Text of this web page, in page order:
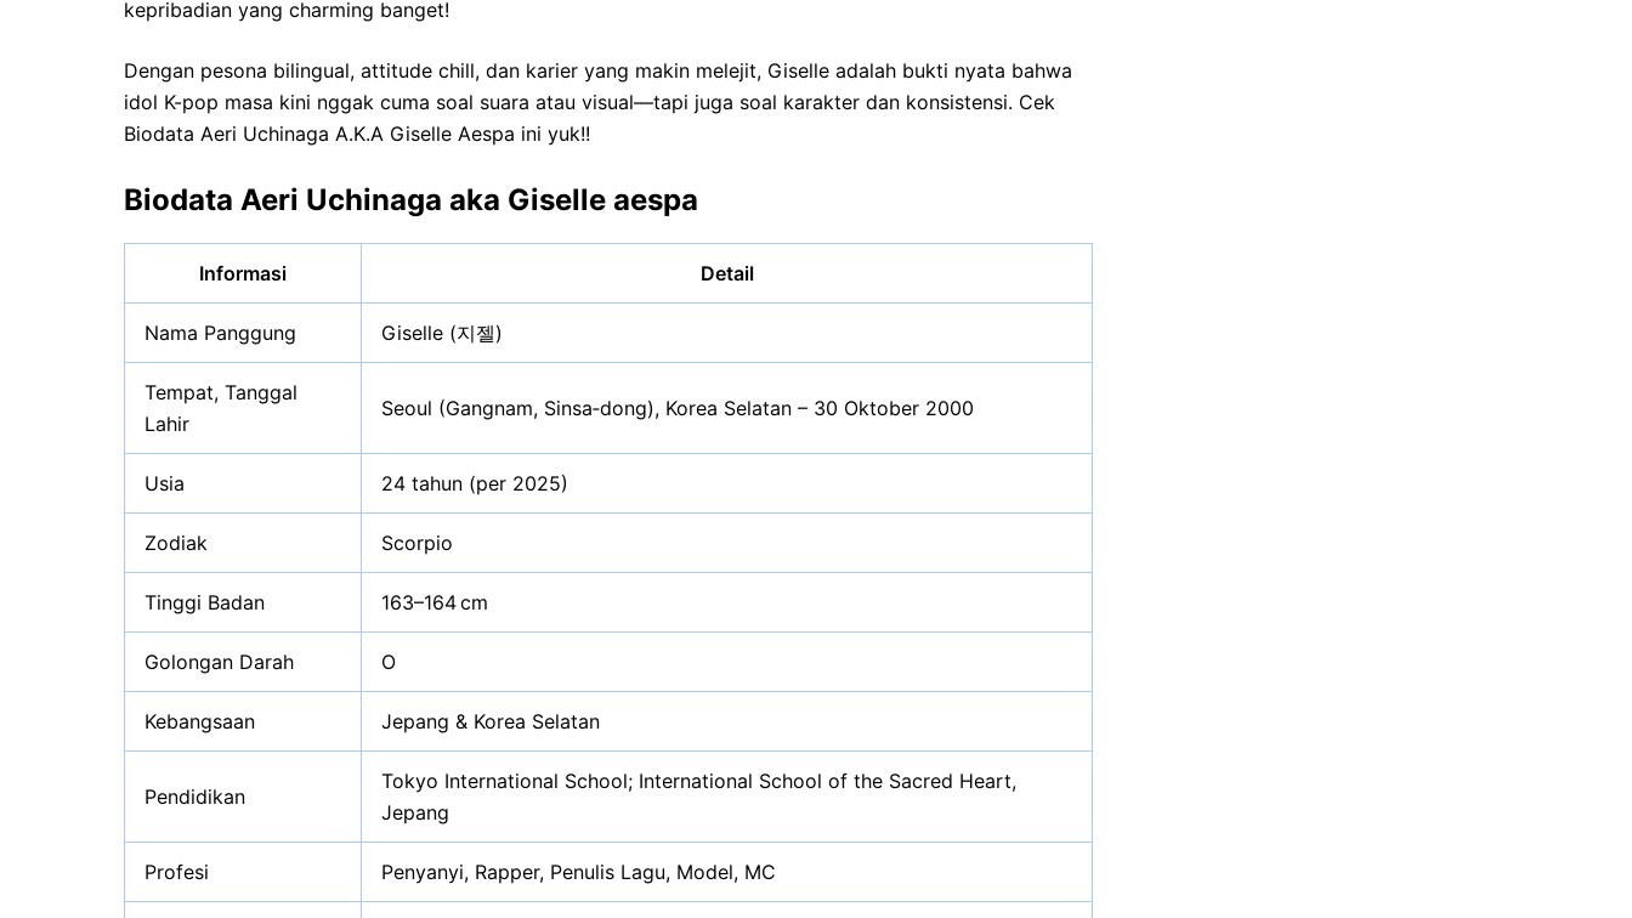
kepribadian yang charming banget!
Dengan pesona bilingual, attitude chill, dan karier yang makin melejit, Giselle adalah bukti nyata bahwa
idol K-pop masa kini nggak cuma soal suara atau visual—tapi juga soal karakter dan konsistensi. Cek
Biodata Aeri Uchinaga A.K.A Giselle Aespa ini yuk!!
Biodata Aeri Uchinaga aka Giselle aespa
Informasi Detail
Nama Panggung Giselle (지젤)
Tempat, Tanggal
Lahir
Seoul (Gangnam, Sinsa‑dong), Korea Selatan – 30 Oktober 2000
Usia 24 tahun (per 2025)
Zodiak Scorpio
Tinggi Badan 163–164 cm
Golongan Darah O
Kebangsaan Jepang & Korea Selatan
Pendidikan
Tokyo International School; International School of the Sacred Heart,
Jepang
Profesi Penyanyi, Rapper, Penulis Lagu, Model, MC